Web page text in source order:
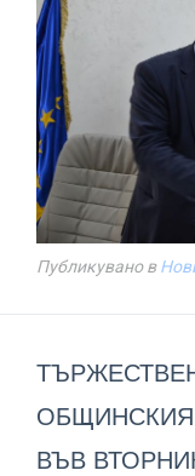
Публикувано в
ВЪВ